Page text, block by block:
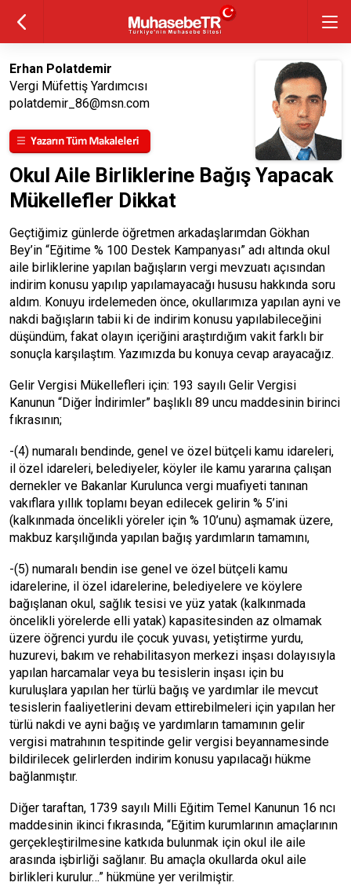
Erhan Polatdemir
Vergi Müfettiş Yardımcısı
polatdemir_86@msn.com
Okul Aile Birliklerine Bağış Yapacak
Mükellefler Dikkat
Geçtiğimiz günlerde öğretmen arkadaşlarımdan Gökhan
Bey’in “Eğitime % 100 Destek Kampanyası” adı altında okul
aile birliklerine yapılan bağışların vergi mevzuatı açısından
indirim konusu yapılıp yapılamayacağı hususu hakkında soru
aldım. Konuyu irdelemeden önce, okullarımıza yapılan ayni ve
nakdi bağışların tabii ki de indirim konusu yapılabileceğini
düşündüm, fakat olayın içeriğini araştırdığım vakit farklı bir
sonuçla karşılaştım. Yazımızda bu konuya cevap arayacağız.
Gelir Vergisi Mükellefleri için: 193 sayılı Gelir Vergisi
Kanunun “Diğer İndirimler” başlıklı 89 uncu maddesinin birinci
fıkrasının;
-(4) numaralı bendinde, genel ve özel bütçeli kamu idareleri,
il özel idareleri, belediyeler, köyler ile kamu yararına çalışan
dernekler ve Bakanlar Kurulunca vergi muafiyeti tanınan
vakıflara yıllık toplamı beyan edilecek gelirin % 5’ini
(kalkınmada öncelikli yöreler için % 10’unu) aşmamak üzere,
makbuz karşılığında yapılan bağış yardımların tamamını,
-(5) numaralı bendin ise genel ve özel bütçeli kamu
idarelerine, il özel idarelerine, belediyelere ve köylere
bağışlanan okul, sağlık tesisi ve yüz yatak (kalkınmada
öncelikli yörelerde elli yatak) kapasitesinden az olmamak
üzere öğrenci yurdu ile çocuk yuvası, yetiştirme yurdu,
huzurevi, bakım ve rehabilitasyon merkezi inşası dolayısıyla
yapılan harcamalar veya bu tesislerin inşası için bu
kuruluşlara yapılan her türlü bağış ve yardımlar ile mevcut
tesislerin faaliyetlerini devam ettirebilmeleri için yapılan her
türlü nakdi ve ayni bağış ve yardımların tamamının gelir
vergisi matrahının tespitinde gelir vergisi beyannamesinde
bildirilecek gelirlerden indirim konusu yapılacağı hükme
bağlanmıştır.
Diğer taraftan, 1739 sayılı Milli Eğitim Temel Kanunun 16 ncı
maddesinin ikinci fıkrasında, “Eğitim kurumlarının amaçlarının
gerçekleştirilmesine katkıda bulunmak için okul ile aile
arasında işbirliği sağlanır. Bu amaçla okullarda okul aile
birlikleri kurulur…” hükmüne yer verilmiştir.